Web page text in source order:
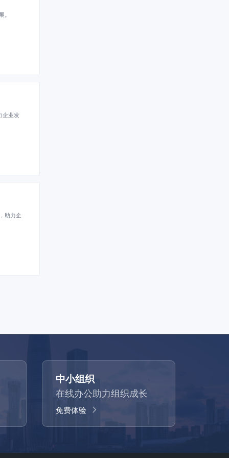
企业发
助力企
中小组织
在线办公助力组织成长
免费体验